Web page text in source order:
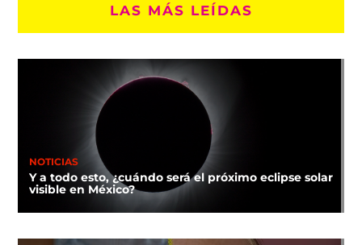
LAS MÁS LEÍDAS
NOTICIAS
Y a todo esto, ¿cuándo será el próximo eclipse solar
visible en México?